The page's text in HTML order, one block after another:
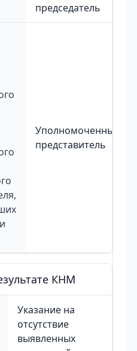
председатель
Уполномоченный
представитель
КНМ
Указание на
отсутствие
выявленных